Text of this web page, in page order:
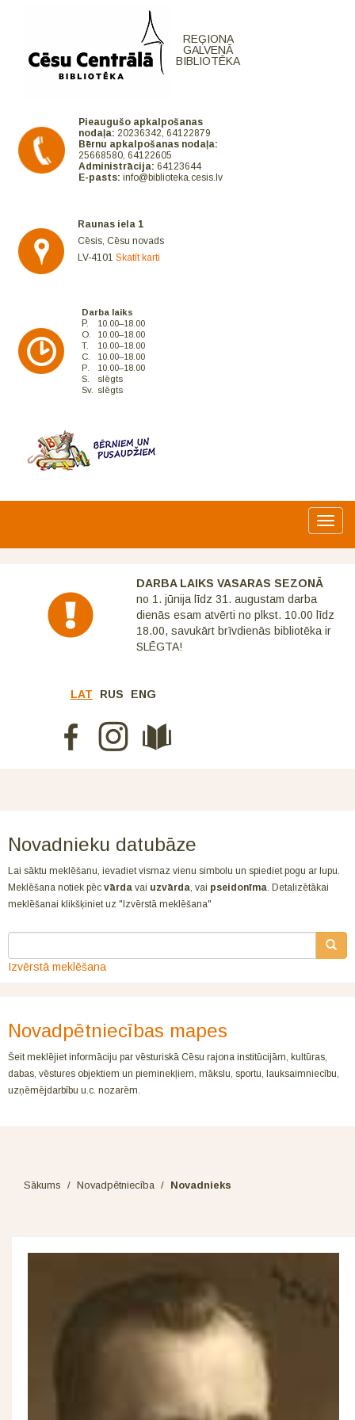
REĢIONA
GALVENĀ
BIBLIOTĒKA
Pieaugušo apkalpošanas
nodaļa: 20236342, 64122879
Bērnu apkalpošanas nodaļa:
25668580, 64122605
Administrācija: 64123644
E-pasts: info@biblioteka.cesis.lv
Raunas iela 1
Cēsis, Cēsu novads
LV-4101Skatīt karti
Darba laiks
P.
10.00–18.00
O.
10.00–18.00
T.
10.00–18.00
C.
10.00–18.00
P.
10.00–18.00
S.
slēgts
Sv.
slēgts
DARBA LAIKS VASARAS SEZONĀ
no 1. jūnija līdz 31. augustam darba
dienās esam atvērti no plkst. 10.00 līdz
18.00, savukārt brīvdienās bibliotēka ir
SLĒGTA!
LAT RUS ENG
Novadnieku datubāze
Lai sāktu meklēšanu, ievadiet vismaz vienu simbolu un spiediet pogu ar lupu.
Meklēšana notiek pēc vārda vai uzvārda, vai pseidonīma. Detalizētākai
meklēšanai klikšķiniet uz "Izvērstā meklēšana"
Izvērstā meklēšana
Novadpētniecības mapes
Šeit meklējiet informāciju par vēsturiskā Cēsu rajona institūcijām, kultūras,
dabas, vēstures objektiem un pieminekļiem, mākslu, sportu, lauksaimniecību,
uzņēmējdarbību u.c. nozarēm.
Sākums / Novadpētniecība / Novadnieks